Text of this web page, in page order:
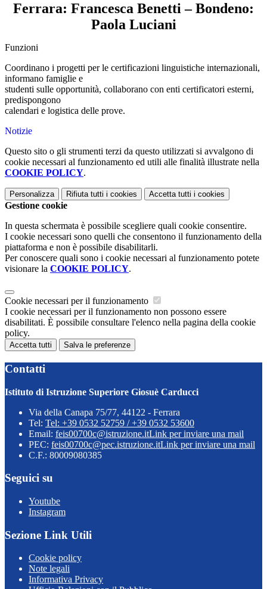
Ferrara: Francesca Benetti – Bondeno:
Paola Luciani
Funzioni
Coordinano i progetti per le certificazioni linguistiche internazionali,
informano famiglie e
studenti sulle opportunità, collaborano con enti certificatori esterni,
predispongono
calendari e logistica delle prove.
Notizie
Questo sito o gli strumenti terzi da questo utilizzati si avvalgono di
cookie necessari al funzionamento ed utili alle finalità illustrate nella
COOKIE POLICY.
Personalizza Rifiuta tutti i cookies Accetta tutti i cookies
Gestione cookie
In questa schermata è possibile scegliere quali cookie consentire.
I cookie necessari sono quelli che consentono il funzionamento della
piattaforma e non è possibile disabilitarli.
Per conoscere quali sono i cookie necessari al funzionamento potete
visionare la COOKIE POLICY.
Cookie necessari per il funzionamento
I cookie necessari per il funzionamento non possono essere
disabilitati. È possibile consultare l'elenco nella pagina della cookie
policy.
Accetta tutti Salva le preferenze
Contatti
Istituto di Istruzione Superiore Giosuè Carducci
Via della Canapa 75/77, 44122 - Ferrara
Tel: Tel: +39 0532 52759 / +39 0532 53600
Email: feis00700c@istruzione.itLink per inviare una mail
PEC: feis00700c@pec.istruzione.itLink per inviare una mail
C.F.: 80009080385
Seguici su
Youtube
Instagram
Sezione Link Utili
Cookie policy
Note legali
Informativa Privacy